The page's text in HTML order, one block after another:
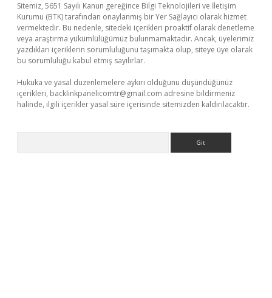
Sitemiz, 5651 Sayılı Kanun gereğince Bilgi Teknolojileri ve İletişim
Kurumu (BTK) tarafından onaylanmış bir Yer Sağlayıcı olarak hizmet
vermektedir. Bu nedenle, sitedeki içerikleri proaktif olarak denetleme
veya araştırma yükümlülüğümüz bulunmamaktadır. Ancak, üyelerimiz
yazdıkları içeriklerin sorumluluğunu taşımakta olup, siteye üye olarak
bu sorumluluğu kabul etmiş sayılırlar.
Hukuka ve yasal düzenlemelere aykırı olduğunu düşündüğünüz
içerikleri, backlinkpanelicomtr@gmail.com adresine bildirmeniz
halinde, ilgili içerikler yasal süre içerisinde sitemizden kaldırılacaktır.